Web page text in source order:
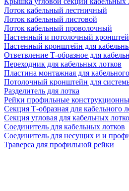
Лоток кабельный лестничный
Лоток кабельный листовой
Лоток кабельный проволочный
Настенный и потолочный
Настенный кронштейн для
Ответвление Т-образное для
Переходник для кабельных лотков
Пластина монтажная для
Потолочный кронштейн для
Разделитель для лотка
Рейки профильные
Секция Т-образная для кабельного
Секция угловая для кабельных
Соединитель для кабельных лотков
Соединитель для несущих и и
Траверса для профильной рейки